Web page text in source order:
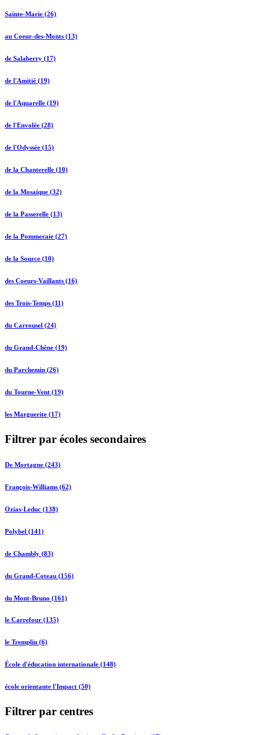
Sainte-Marie (26)
au Coeur-des-Monts (13)
de Salaberry (17)
de l'Amitié (19)
de l'Aquarelle (19)
de l'Envolée (28)
de l'Odyssée (15)
de la Chanterelle (10)
de la Mosaïque (32)
de la Passerelle (13)
de la Pommeraie (27)
de la Source (10)
des Coeurs-Vaillants (16)
des Trois-Temps (11)
du Carrousel (24)
du Grand-Chêne (19)
du Parchemin (26)
du Tourne-Vent (19)
les Marguerite (17)
Filtrer par écoles secondaires
De Mortagne (243)
François-Williams (62)
Ozias-Leduc (138)
Polybel (141)
de Chambly (83)
du Grand-Coteau (156)
du Mont-Bruno (161)
le Carrefour (135)
le Tremplin (6)
École d'éducation internationale (148)
école orientante l'Impact (50)
Filtrer par centres